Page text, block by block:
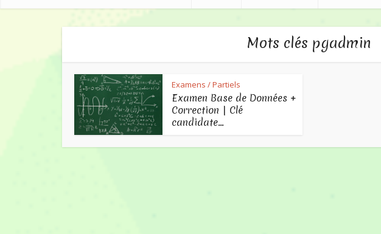
Mots clés pgadmin
Examens / Partiels
Examen Base de Données +
Correction | Clé
candidate...